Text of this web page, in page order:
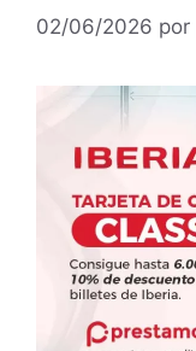
02/06/2026 por